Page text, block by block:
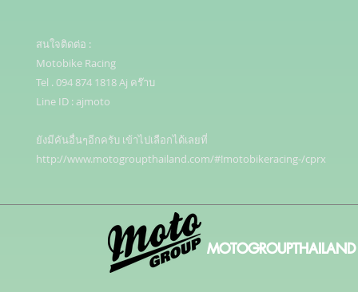
สนใจติดต่อ :
Motobike Racing
Tel . 094 874 1818 Aj คร๊าบ
Line ID : ajmoto
ยังมีคันอื่นๆอีกครับ เข้าไปเลือกได้เลยที่
http://www.motogroupthailand.com/#!motobikeracing-/cprx